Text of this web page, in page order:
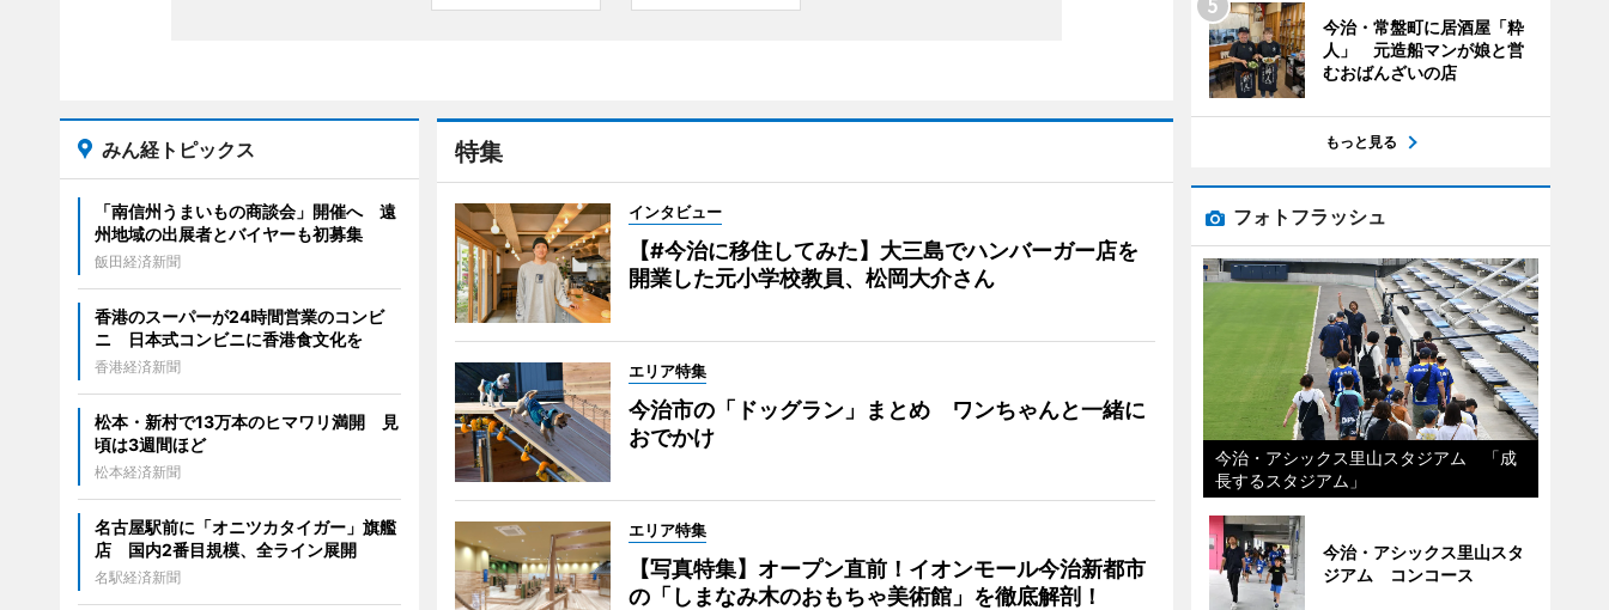
特集
インタビュー
【#今治に移住してみた】大三島でハンバーガー店を
開業した元小学校教員、松岡大介さん
エリア特集
今治市の「ドッグラン」まとめ ワンちゃんと一緒に
おでかけ
エリア特集
【写真特集】オープン直前！イオンモール今治新都市
の「しまなみ木のおもちゃ美術館」を徹底解剖！
みん経トピックス
「南信州うまいもの商談会」開催へ 遠
州地域の出展者とバイヤーも初募集
飯田経済新聞
香港のスーパーが24時間営業のコンビ
ニ 日本式コンビニに香港食文化を
香港経済新聞
松本・新村で13万本のヒマワリ満開 見
頃は3週間ほど
松本経済新聞
名古屋駅前に「オニツカタイガー」旗艦
店 国内2番目規模、全ライン展開
名駅経済新聞
今治・常盤町に居酒屋「粋
人」 元造船マンが娘と営
むおばんざいの店
もっと見る
フォトフラッシュ
今治・アシックス里山スタジアム 「成
長するスタジアム」
今治・アシックス里山スタ
ジアム コンコース